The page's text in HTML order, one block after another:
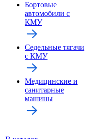
Бортовые
автомобили с
КМУ
Седельные тягачи
с КМУ
Медицинские и
санитарные
машины